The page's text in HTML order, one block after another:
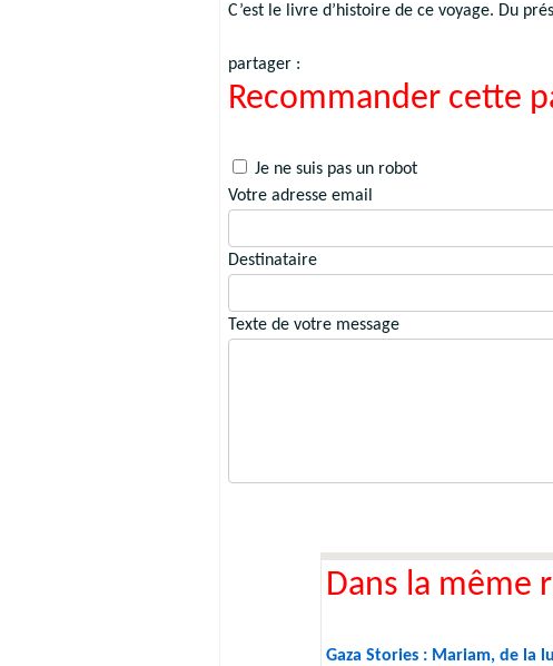
C’est le livre d’histoire de ce voyage. Du
partager :
Recommander cette
Je ne suis pas un robot
Votre adresse email
Destinataire
Texte de votre message
Dans la même
Gaza Stories : Mariam, de la